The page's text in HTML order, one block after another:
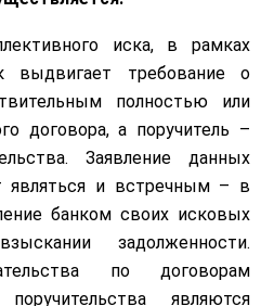
иска, в рамках
выдвигает требование о
полностью или
договора, а поручитель –
Заявление данных
являться и встречным – в
банком своих исковых
задолженности.
по договорам
являются